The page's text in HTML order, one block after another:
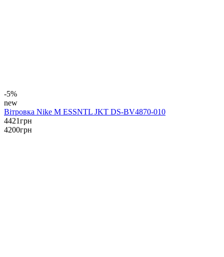
-5%
new
Вітровка Nike M ESSNTL JKT DS-BV4870-010
4421грн
4200грн